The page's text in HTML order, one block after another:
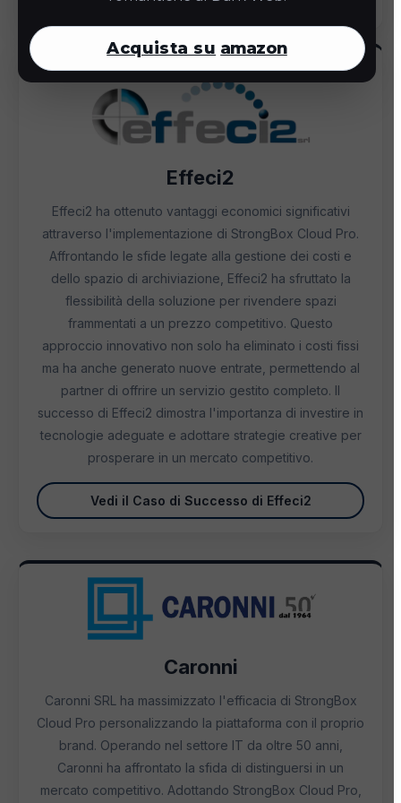
Acquista su amazon
Effeci2
Effeci2 ha ottenuto vantaggi economici significativi
attraverso l'implementazione di StrongBox Cloud Pro.
Affrontando le sfide legate alla gestione dei costi e
dello spazio di archiviazione, Effeci2 ha sfruttato la
flessibilità della soluzione per rivendere spazi
frammentati a un prezzo competitivo. Questo
approccio innovativo non solo ha eliminato i costi fissi
ma ha anche generato nuove entrate, permettendo al
partner di offrire un servizio gestito completo. Il
successo di Effeci2 dimostra l'importanza di investire in
tecnologie adeguate e adottare strategie creative per
prosperare in un mercato competitivo.
Vedi il Caso di Successo di Effeci2
Caronni
Caronni SRL ha massimizzato l'efficacia di StrongBox
Cloud Pro personalizzando la piattaforma con il proprio
brand. Operando nel settore IT da oltre 50 anni,
Caronni ha affrontato la sfida di distinguersi in un
mercato competitivo. Adottando StrongBox Cloud Pro,